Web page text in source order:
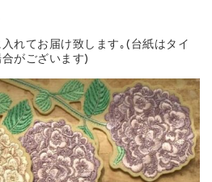
れてお届け致します｡(台紙はタイ
がございます)